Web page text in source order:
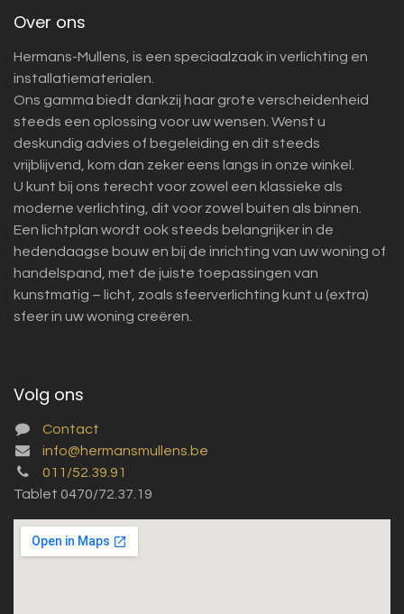
Over ons
Hermans-Mullens, is een speciaalzaak in verlichting en
installatiematerialen.
Ons gamma biedt dankzij haar grote verscheidenheid
steeds een oplossing voor uw wensen. Wenst u
deskundig advies of begeleiding en dit steeds
vrijblijvend, kom dan zeker eens langs in onze winkel.
U kunt bij ons terecht voor zowel een klassieke als
moderne verlichting, dit voor zowel buiten als binnen.
Een lichtplan wordt ook steeds belangrijker in de
hedendaagse bouw en bij de inrichting van uw woning of
handelspand, met de juiste toepassingen van
kunstmatig – licht, zoals sfeerverlichting kunt u (extra)
sfeer in uw woning creëren.
Volg ons
Contact
info@hermansmullens.be
011/52.39.91
Tablet 0470/72.37.19